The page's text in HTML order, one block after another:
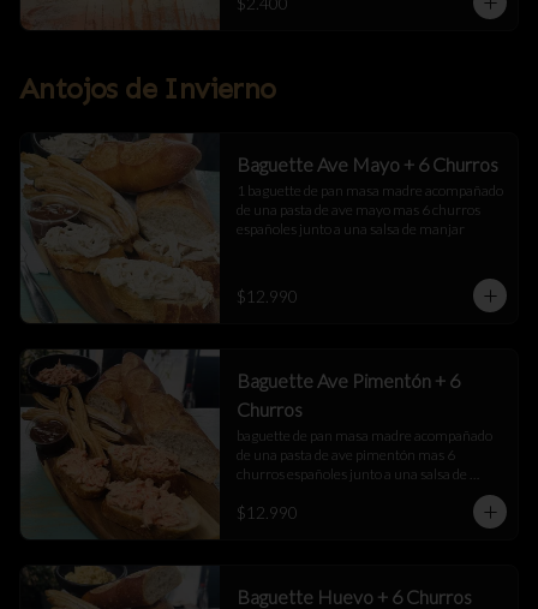
Antojos de Invierno
Baguette Ave Mayo + 6 Churros
1 baguette de pan masa madre acompañado
de una pasta de ave mayo mas 6 churros
españoles junto a una salsa de manjar
$12.990
Baguette Ave Pimentón + 6
Churros
baguette de pan masa madre acompañado
de una pasta de ave pimentón mas 6
churros españoles junto a una salsa de
$12.990
Baguette Huevo + 6 Churros